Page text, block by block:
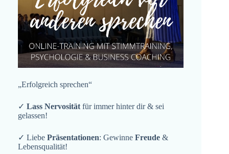
„Erfolgreich sprechen“
✓ Lass Nervositätfür immer hinter dir & sei
gelassen!
✓ Liebe Präsentationen: Gewinne Freude &
Lebensqualität!